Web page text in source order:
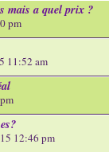
mais a quel prix ?
pm
11:52 am
12:46 pm